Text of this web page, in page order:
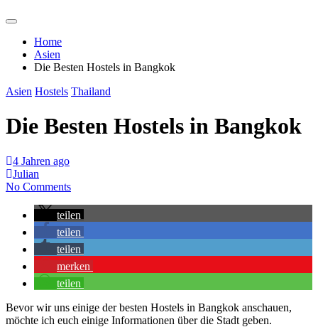
Home
Asien
Die Besten Hostels in Bangkok
Asien Hostels Thailand
Die Besten Hostels in Bangkok
4 Jahren ago
Julian
No Comments
teilen
teilen
teilen
merken
teilen
Bevor wir uns einige der besten Hostels in Bangkok anschauen,
möchte ich euch einige Informationen über die Stadt geben.